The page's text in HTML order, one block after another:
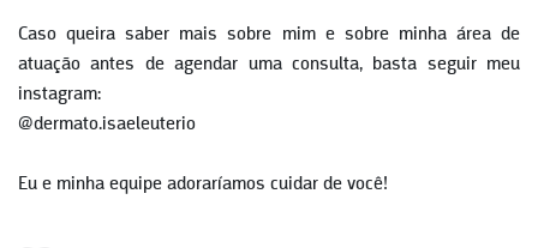
Caso queira saber mais sobre mim e sobre minha área de
atuação antes de agendar uma consulta, basta seguir meu
instagram:
@dermato.isaeleuterio
Eu e minha equipe adoraríamos cuidar de você!